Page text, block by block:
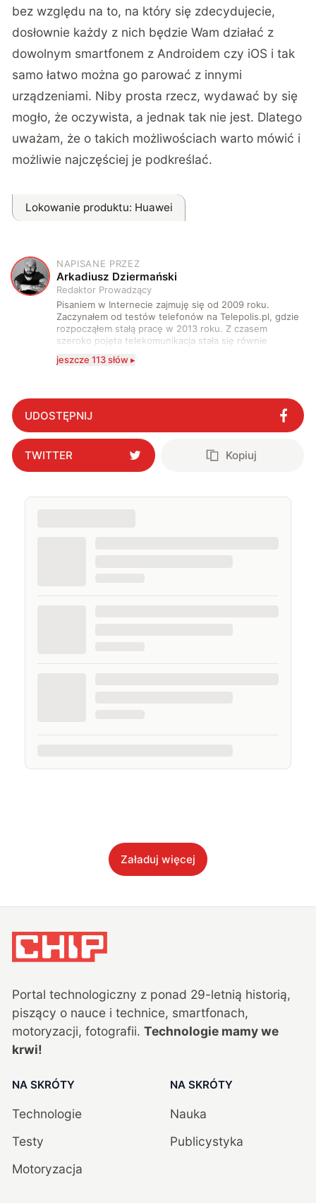
bez względu na to, na który się zdecydujecie,
dosłownie każdy z nich będzie Wam działać z
dowolnym smartfonem z Androidem czy iOS i tak
samo łatwo można go parować z innymi
urządzeniami. Niby prosta rzecz, wydawać by się
mogło, że oczywista, a jednak tak nie jest. Dlatego
uważam, że o takich możliwościach warto mówić i
możliwie najczęściej je podkreślać.
Lokowanie produktu: Huawei
A
NAPISANE PRZEZ
Arkadiusz Dziermański
Redaktor Prowadzący
Pisaniem w Internecie zajmuję się od 2009 roku.
Zaczynałem od testów telefonów na Telepolis.pl, gdzie
rozpocząłem stałą pracę w 2013 roku. Z czasem
szeroko pojęta telekomunikacja stała się równie
że do urządzeń mobilnych dołączył też inny sprzęt
środku nocy. Od 2019 roku śledzę i opisuję ruchy
antykomórkowe w Polsce i na świecie. Poziom
wylewanego przez nie hejtu świadczy o tym, że robię
to dobrze. Na przestrzeni ostatnich lat moje teksty
pojawiały się na łamach serwisów GamingSociety, Gry-
Online i PCWorld.pl, a od 2020 roku jestem związany z
WhatNext.pl, gdzie jestem zastępcą redaktora
interesując się nowymi technologiami, ale nie
jeszcze 113 słów ▸
UDOSTĘPNIJ
TWITTER Kopiuj
Załaduj więcej
Portal technologiczny z ponad 29-letnią historią,
piszący o nauce i technice, smartfonach,
motoryzacji, fotografii. Technologie mamy we
krwi!
NA SKRÓTY
Technologie
Testy
Motoryzacja
NA SKRÓTY
Nauka
Publicystyka